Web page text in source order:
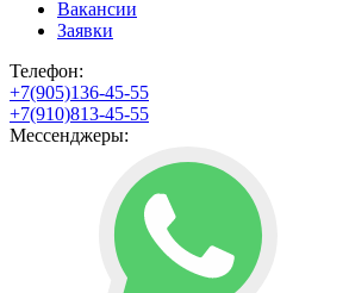
Вакансии
Заявки
Телефон:
+7(905)136-45-55
+7(910)813-45-55
Мессенджеры: